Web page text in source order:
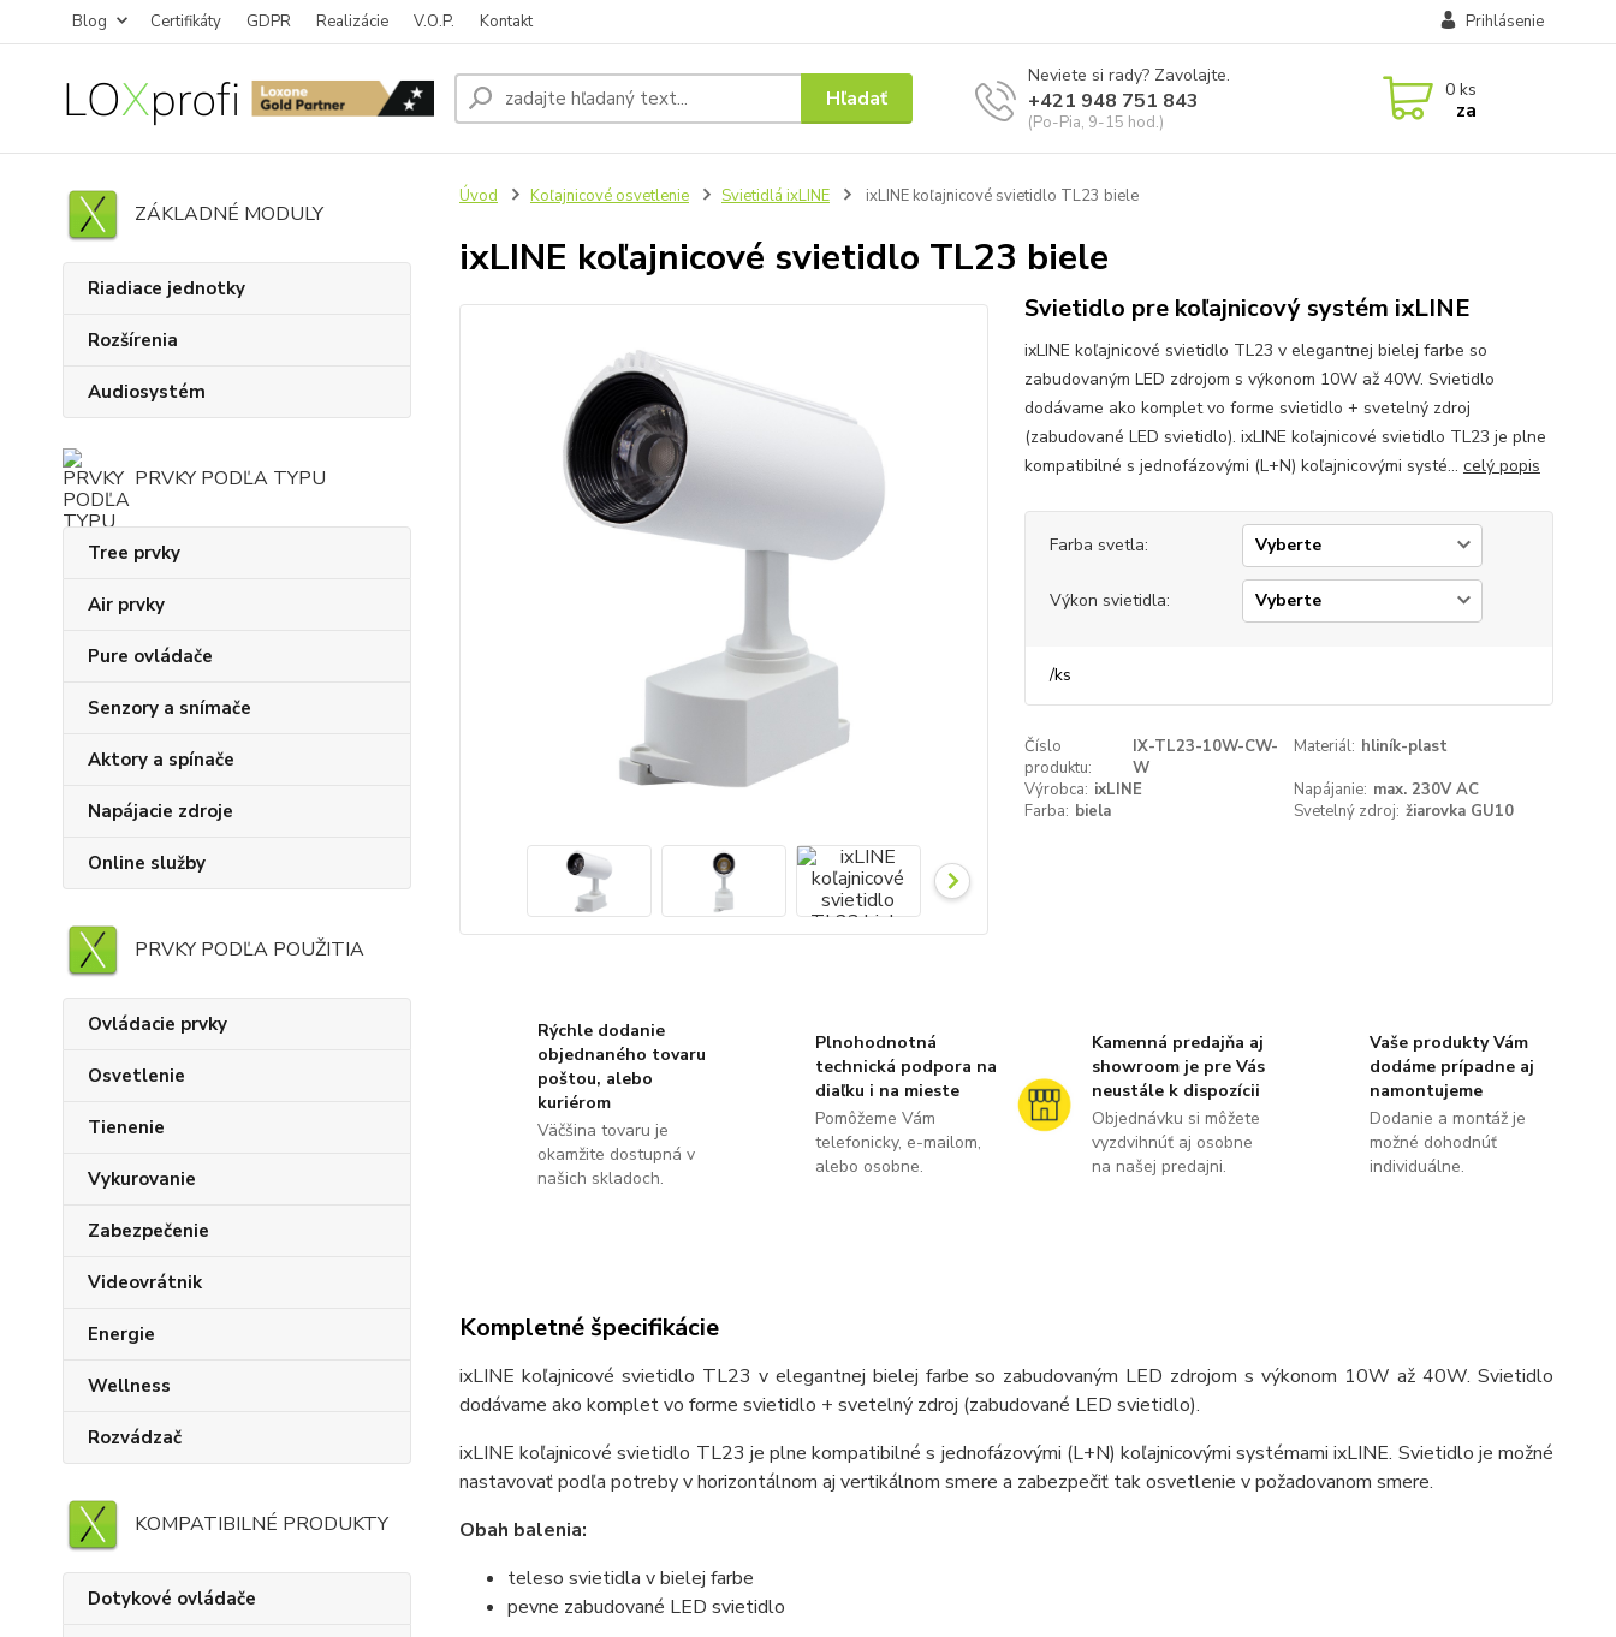
Blog Certifikáty GDPR Realizácie V.O.P. Kontakt Prihlásenie
Hľadať
Neviete si rady? Zavolajte.
+421 948 751 843
(Po-Pia, 9-15 hod.)
0 ks
za
ZÁKLADNÉ MODULY
Riadiace jednotky
Rozšírenia
Audiosystém
PRVKY PODĽA TYPU
Tree prvky
Air prvky
Pure ovládače
Senzory a snímače
Aktory a spínače
Napájacie zdroje
Online služby
PRVKY PODĽA POUŽITIA
Ovládacie prvky
Osvetlenie
Tienenie
Vykurovanie
Zabezpečenie
Videovrátnik
Energie
Wellness
Rozvádzač
KOMPATIBILNÉ PRODUKTY
Dotykové ovládače
Úvod Koľajnicové osvetlenie Svietidlá ixLINE ixLINE koľajnicové svietidlo TL23 biele
ixLINE koľajnicové svietidlo TL23 biele
Svietidlo pre koľajnicový systém ixLINE
ixLINE koľajnicové svietidlo TL23 v elegantnej bielej farbe so
zabudovaným LED zdrojom s výkonom 10W až 40W. Svietidlo
dodávame ako komplet vo forme svietidlo + svetelný zdroj
(zabudované LED svietidlo). ixLINE koľajnicové svietidlo TL23 je plne
kompatibilné s jednofázovými (L+N) koľajnicovými systé... celý popis
Farba svetla:
Výkon svietidla:
/ks
Číslo
produktu:
IX-TL23-10W-CW-
W
Materiál: hliník-plast
Výrobca: ixLINE Napájanie: max. 230V AC
Farba: biela Svetelný zdroj: žiarovka GU10
Rýchle dodanie
objednaného tovaru
poštou, alebo
kuriérom
Väčšina tovaru je
okamžite dostupná v
našich skladoch.
Plnohodnotná
technická podpora na
diaľku i na mieste
Pomôžeme Vám
telefonicky, e-mailom,
alebo osobne.
Kamenná predajňa aj
showroom je pre Vás
neustále k dispozícii
Objednávku si môžete
vyzdvihnúť aj osobne
na našej predajni.
Vaše produkty Vám
dodáme prípadne aj
namontujeme
Dodanie a montáž je
možné dohodnúť
individuálne.
Kompletné špecifikácie
ixLINE koľajnicové svietidlo TL23 v elegantnej bielej farbe so zabudovaným LED zdrojom s výkonom 10W až 40W. Svietidlo
dodávame ako komplet vo forme svietidlo + svetelný zdroj (zabudované LED svietidlo).
ixLINE koľajnicové svietidlo TL23 je plne kompatibilné s jednofázovými (L+N) koľajnicovými systémami ixLINE. Svietidlo je možné
nastavovať podľa potreby v horizontálnom aj vertikálnom smere a zabezpečiť tak osvetlenie v požadovanom smere.
Obah balenia:
teleso svietidla v bielej farbe
pevne zabudované LED svietidlo